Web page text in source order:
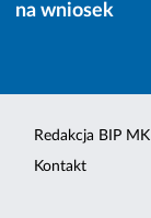
na wniosek
Redakcja BIP MK
Kontakt